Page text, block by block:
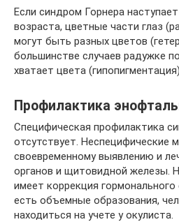
Если синдром Горнера
возраста, цветные части глаз
могут быть разных цветов
большинстве случаев радужке
хватает цвета
Профилактика
Специфическая профилактика
отсутствует. Неспецифические
своевременному выявлению и
органов и щитовидной железы.
имеет коррекция гормонального
есть объемные образования,
находиться на учете у окулиста.